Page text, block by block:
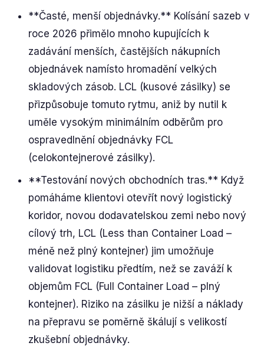
**Časté, menší objednávky.** Kolísání sazeb v
roce 2026 přimělo mnoho kupujících k
zadávání menších, častějších nákupních
objednávek namísto hromadění velkých
skladových zásob. LCL (kusové zásilky) se
přizpůsobuje tomuto rytmu, aniž by nutil k
uměle vysokým minimálním odběrům pro
ospravedlnění objednávky FCL
(celokontejnerové zásilky).
**Testování nových obchodních tras.** Když
pomáháme klientovi otevřít nový logistický
koridor, novou dodavatelskou zemi nebo nový
cílový trh, LCL (Less than Container Load –
méně než plný kontejner) jim umožňuje
validovat logistiku předtím, než se zaváží k
objemům FCL (Full Container Load – plný
kontejner). Riziko na zásilku je nižší a náklady
na přepravu se poměrně škálují s velikostí
zkušební objednávky.